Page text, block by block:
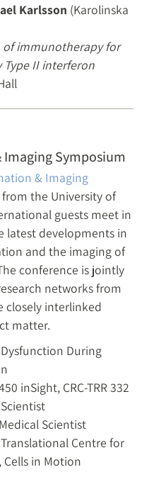
Karlsson (Karolinska
immunotherapy for
Type II interferon
Symposium
& Imaging
the University of
guests meet in
latest developments in
and the imaging of
conference is jointly
networks from
closely interlinked
matter.
Dysfunction During
inSight, CRC-TRR 332
Scientist
Centre for
Cells in Motion